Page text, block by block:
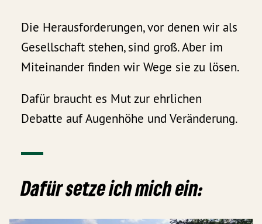
Die Herausforderungen, vor denen wir als
Gesellschaft stehen, sind groß. Aber im
Miteinander finden wir Wege sie zu lösen.
Dafür braucht es Mut zur ehrlichen
Debatte auf Augenhöhe und Veränderung.
Dafür setze ich mich ein: